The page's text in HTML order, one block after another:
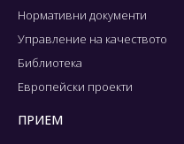
Нормативни документи
Управление на качеството
Библиотека
Европейски проекти
ПРИЕМ